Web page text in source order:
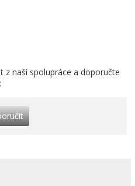
z naší spolupráce a doporučte